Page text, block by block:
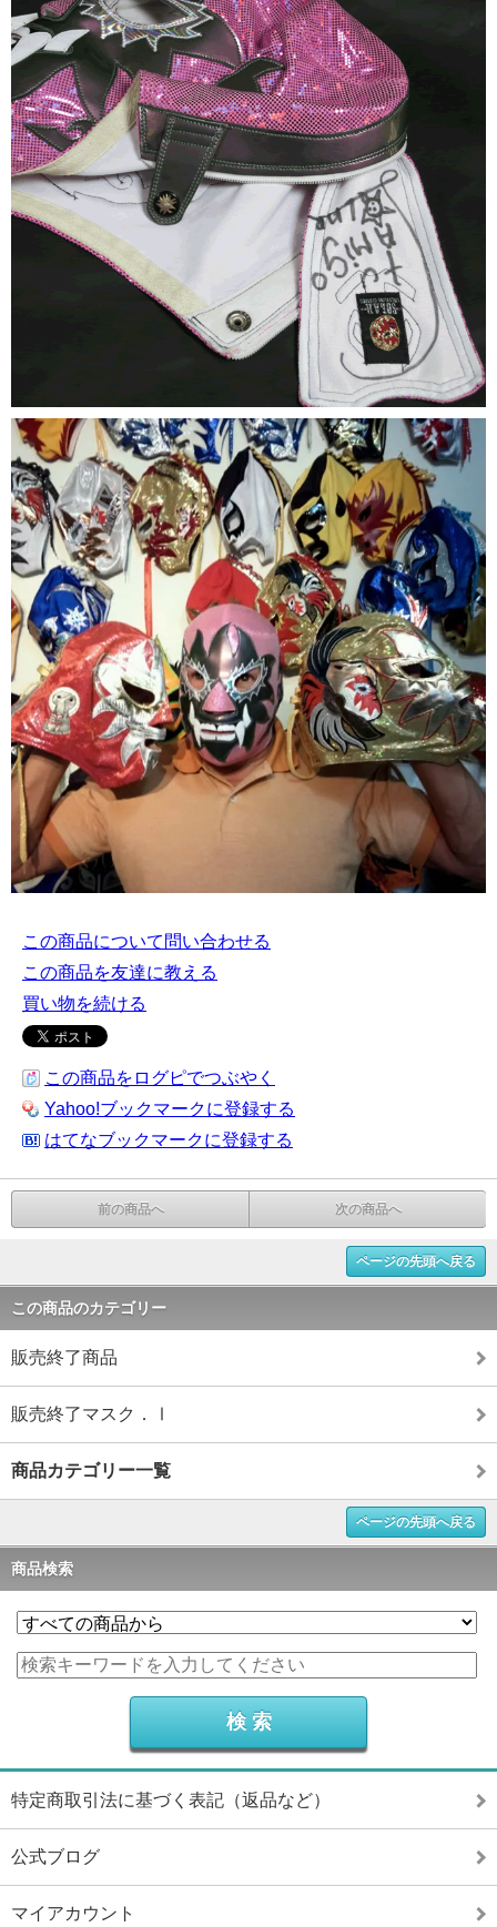
この商品について問い合わせる
この商品を友達に教える
買い物を続ける
この商品をログピでつぶやく
Yahoo!ブックマークに登録する
はてなブックマークに登録する
前の商品へ 次の商品へ
ページの先頭へ戻る
この商品のカテゴリー
販売終了商品
販売終了マスク．Ⅰ
商品カテゴリー一覧
ページの先頭へ戻る
商品検索
特定商取引法に基づく表記（返品など）
公式ブログ
マイアカウント